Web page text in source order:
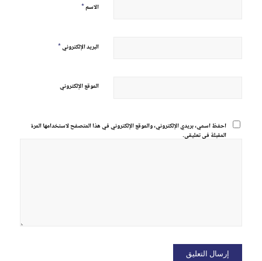
الاسم*
البريد الإلكتروني *
الموقع الإلكتروني
احفظ اسمي، بريدي الإلكتروني، والموقع الإلكتروني في هذا المتصفح لاستخدامها المرة
المقبلة في تعليقي.